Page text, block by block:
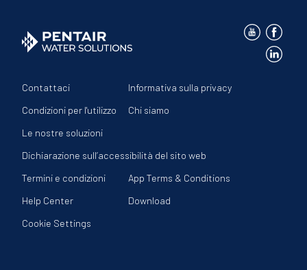
Contattaci
Informativa sulla privacy
Condizioni per l'utilizzo
Chi siamo
Le nostre soluzioni
Dichiarazione sull’accessibilità del sito web
Termini e condizioni
App Terms & Conditions
Help Center
Download
Cookie Settings